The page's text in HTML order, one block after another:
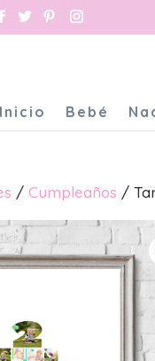
Inicio Bebé
/ Cumpleaños /